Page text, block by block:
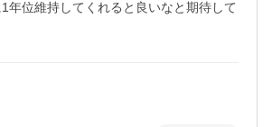
年位維持してくれると良いなと期待して